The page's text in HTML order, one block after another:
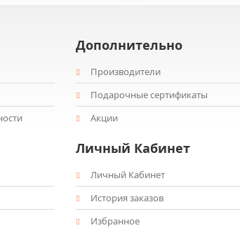
Дополнительно
Производители
Подарочные сертификаты
Акции
Личный Кабинет
Личный Кабинет
История заказов
Избранное